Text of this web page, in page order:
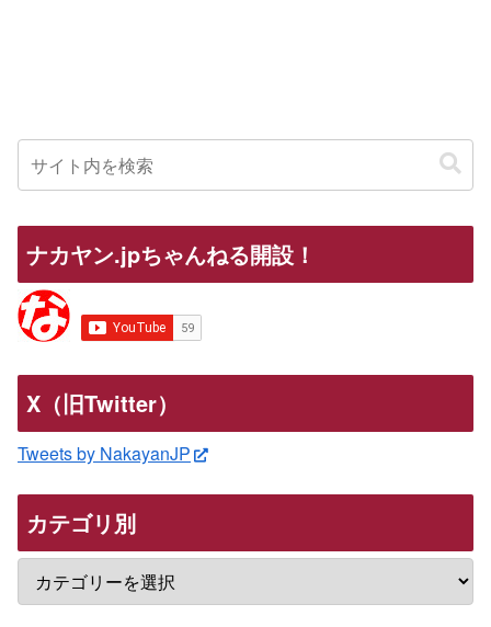
ナカヤン.jpちゃんねる開設！
X（旧Twitter）
Tweets by NakayanJP
カテゴリ別